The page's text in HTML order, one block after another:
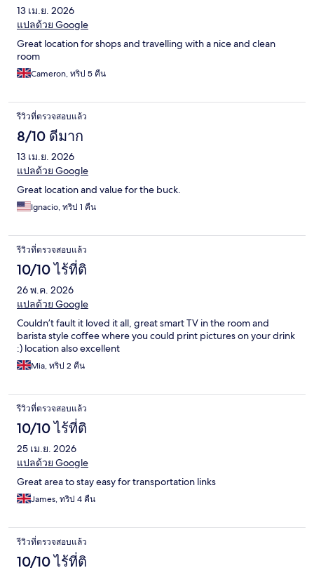
13 เม.ย. 2026
แปลด้วย Google
Great location for shops and travelling with a nice and clean
room
Cameron, ทริป 5 คืน
รีวิวที่ตรวจสอบแล้ว
8/10 ดีมาก
13 เม.ย. 2026
แปลด้วย Google
Great location and value for the buck.
Ignacio, ทริป 1 คืน
รีวิวที่ตรวจสอบแล้ว
10/10 ไร้ที่ติ
26 พ.ค. 2026
แปลด้วย Google
Couldn’t fault it loved it all, great smart TV in the room and
barista style coffee where you could print pictures on your drink
:) location also excellent
Mia, ทริป 2 คืน
รีวิวที่ตรวจสอบแล้ว
10/10 ไร้ที่ติ
25 เม.ย. 2026
แปลด้วย Google
Great area to stay easy for transportation links
James, ทริป 4 คืน
รีวิวที่ตรวจสอบแล้ว
10/10 ไร้ที่ติ